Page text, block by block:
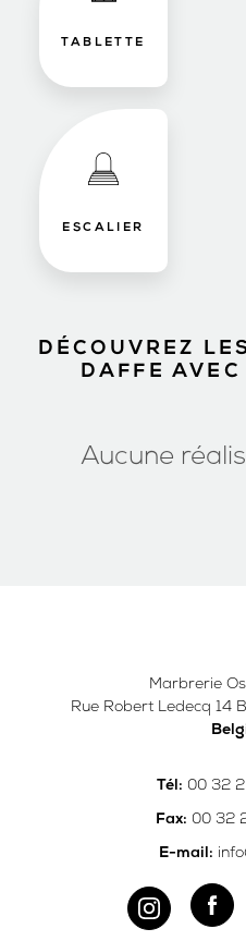
TABLETTE
ESCALIER
DÉCOUVREZ
DAFFE
Aucune
Marbrerie
Rue Robert Ledecq 14
Tél: 00 32
Fax: 00 32
E-mail: